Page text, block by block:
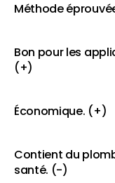
Méthode
Bon pour les
(+)
Économique. (+)
Contient du
santé. (-)